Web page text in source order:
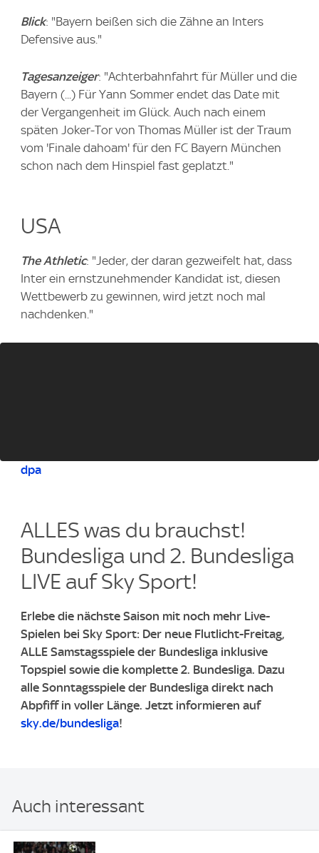
Blick: "Bayern beißen sich die Zähne an Inters
Defensive aus."
Tagesanzeiger: "Achterbahnfahrt für Müller und die
Bayern (...) Für Yann Sommer endet das Date mit
der Vergangenheit im Glück. Auch nach einem
späten Joker-Tor von Thomas Müller ist der Traum
vom 'Finale dahoam' für den FC Bayern München
schon nach dem Hinspiel fast geplatzt."
USA
The Athletic: "Jeder, der daran gezweifelt hat, dass
Inter ein ernstzunehmender Kandidat ist, diesen
Wettbewerb zu gewinnen, wird jetzt noch mal
nachdenken."
dpa
ALLES was du brauchst!
Bundesliga und 2. Bundesliga
LIVE auf Sky Sport!
Erlebe die nächste Saison mit noch mehr Live-
Spielen bei Sky Sport: Der neue Flutlicht-Freitag,
ALLE Samstagsspiele der Bundesliga inklusive
Topspiel sowie die komplette 2. Bundesliga. Dazu
alle Sonntagsspiele der Bundesliga direkt nach
Abpfiff in voller Länge. Jetzt informieren auf
sky.de/bundesliga!
Auch interessant